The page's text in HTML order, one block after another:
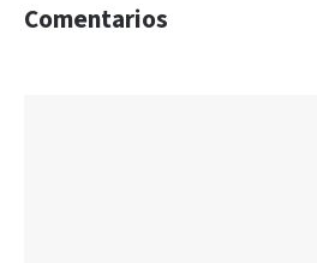
Comentarios